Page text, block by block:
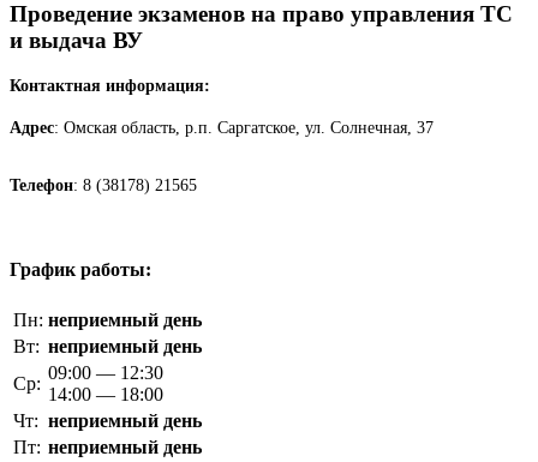
Проведение экзаменов на право управления ТС
и выдача ВУ
Контактная информация:
Адрес: Омская область, р.п. Саргатское, ул. Солнечная, 37
Телефон: 8 (38178) 21565
График работы:
Пн: неприемный день
Вт: неприемный день
Ср:
09:00 — 12:30
14:00 — 18:00
Чт: неприемный день
Пт: неприемный день